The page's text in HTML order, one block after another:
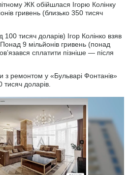
ЖК обійшлася Ігорю Колінку
гривень (близько 350 тисяч
100 тисяч доларів) Ігор Колінко взяв
9 мільйонів гривень (понад
сплатити пізніше — після
з ремонтом у «Бульварі Фонтанів»
доларів.